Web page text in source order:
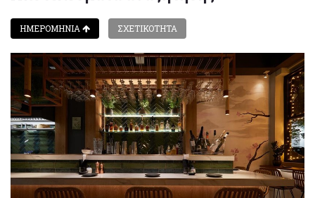
ΗΜΕΡΟΜΗΝΙΑ ΣΧΕΤΙΚΟΤΗΤΑ